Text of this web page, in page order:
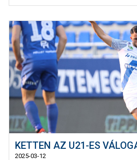
KETTEN AZ U21-ES
2025-03-12